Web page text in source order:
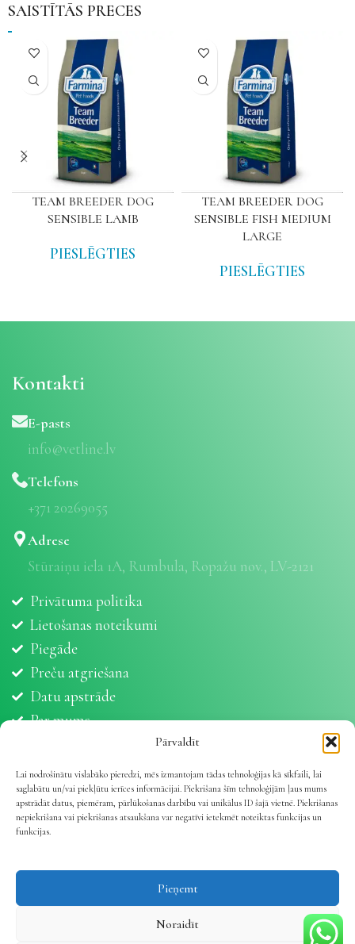
Pārvaldīt
Lai nodrošinātu vislabāko pieredzi, mēs izmantojam tādas tehnoloģijas kā sīkfaili, lai
saglabātu un/vai piekļūtu ierīces informācijai. Piekrišana šīm tehnoloģijām ļaus mums
apstrādāt datus, piemēram, pārlūkošanas darbību vai unikālus ID šajā vietnē. Piekrišanas
nepiekrišana vai piekrišanas atsaukšana var negatīvi ietekmēt noteiktas funkcijas un
funkcijas.
Pieņemt
Noraidīt
SAISTĪTĀS PRECES
TEAM BREEDER DOG
SENSIBLE LAMB
PIESLĒGTIES
TEAM BREEDER DOG
SENSIBLE FISH MEDIUM
LARGE
PIESLĒGTIES
Kontakti
E-pasts
info@vetline.lv
Telefons
+371 20269055
Adrese
Stūraiņu iela 1A, Rumbula, Ropažu nov., LV-2121
Privātuma politika
Lietošanas noteikumi
Piegāde
Preču atgriešana
Datu apstrāde
Par mums
Sīkdatnes